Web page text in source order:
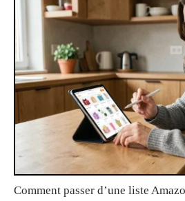
Comment passer d’une liste